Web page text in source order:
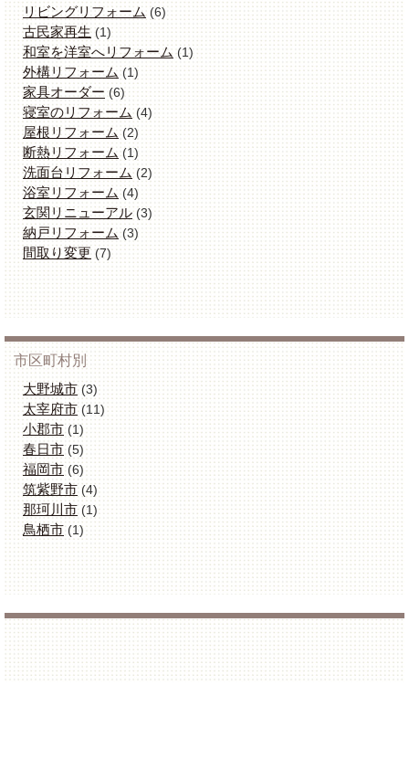
リビングリフォーム(6)
古民家再生 (1)
和室を洋室へリフォーム(1)
外構リフォーム(1)
家具オーダー (6)
寝室のリフォーム(4)
屋根リフォーム (2)
断熱リフォーム(1)
洗面台リフォーム(2)
浴室リフォーム (4)
玄関リニューアル(3)
納戸リフォーム(3)
間取り変更 (7)
市区町村別
大野城市(3)
太宰府市(11)
小郡市(1)
春日市(5)
福岡市(6)
筑紫野市(4)
那珂川市(1)
鳥栖市(1)